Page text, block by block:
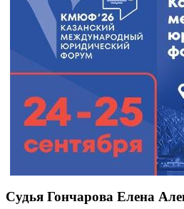
Судья Гончарова Елена